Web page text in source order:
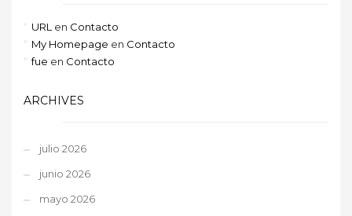
URL en Contacto
My Homepage en Contacto
fue en Contacto
ARCHIVES
julio 2026
junio 2026
mayo 2026